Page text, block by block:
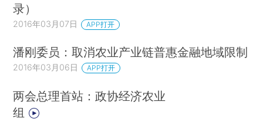
录）
2016年03月07日 APP打开
潘刚委员：取消农业产业链普惠金融地域限制
2016年03月06日 APP打开
两会总理首站：政协经济农业
组